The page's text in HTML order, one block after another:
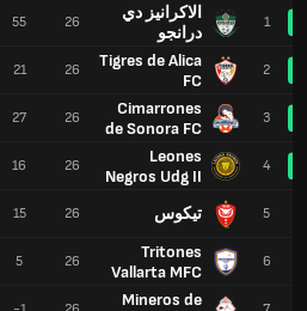
1
الاكرانيز دي
درانجو
2
Tigres de Alica
FC
3
Cimarrones
de Sonora FC
4
Leones
Negros Udg II
5 تيكوس
6
Tritones
Vallarta MFC
Mineros de
26
55
26
21
26
27
26
16
26
15
26
5